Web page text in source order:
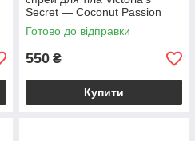
Secret — Coconut Passion
Shimmer Body Mist / 250 мл
Готово до відправки
550 ₴
Купити